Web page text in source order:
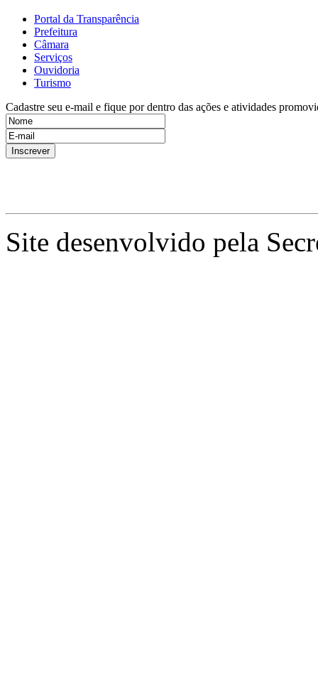
Portal da Transparência
Prefeitura
Câmara
Serviços
Ouvidoria
Turismo
Cadastre seu e-mail e fique por dentro das ações e atividades
Site desenvolvido pela